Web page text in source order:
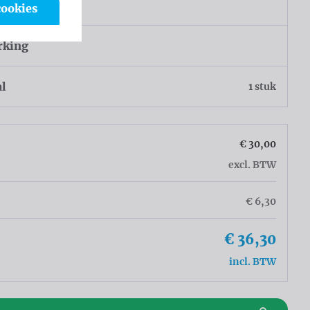
1 stuk
€ 30,00
excl. BTW
€ 6,30
€ 36,30
incl. BTW